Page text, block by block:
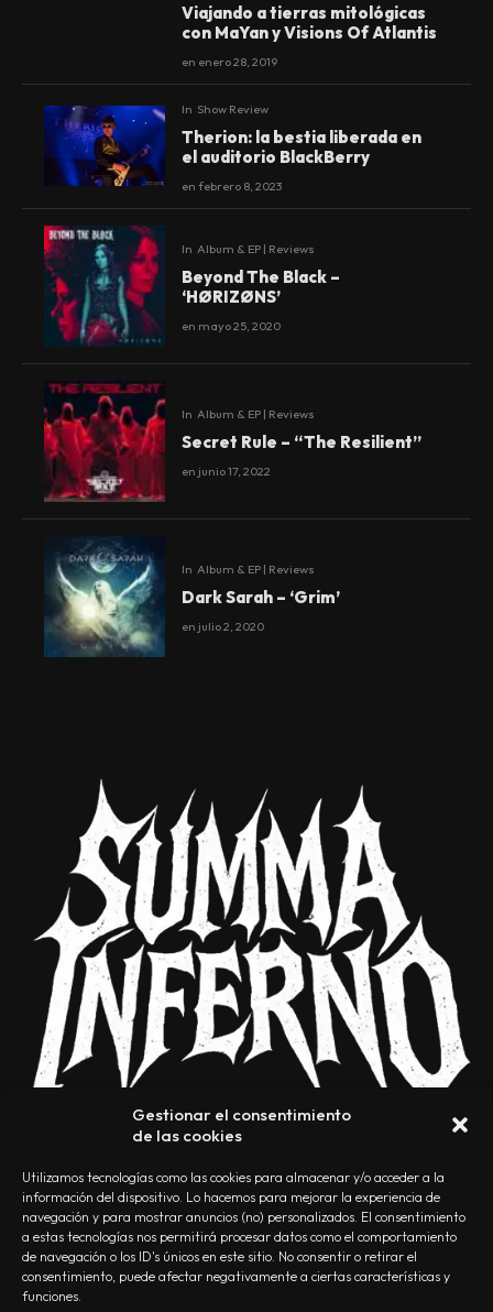
Gestionar el consentimiento
de las cookies
Utilizamos tecnologías como las cookies para almacenar y/o acceder a la
información del dispositivo. Lo hacemos para mejorar la experiencia de
navegación y para mostrar anuncios (no) personalizados. El consentimiento
a estas tecnologías nos permitirá procesar datos como el comportamiento
de navegación o los ID's únicos en este sitio. No consentir o retirar el
consentimiento, puede afectar negativamente a ciertas características y
funciones.
Viajando a tierras mitológicas
con MaYan y Visions Of Atlantis
en enero 28, 2019
In Show Review
Therion: la bestia liberada en
el auditorio BlackBerry
enfebrero 8, 2023
In Album & EP | Reviews
Beyond The Black –
‘HØRIZØNS’
en mayo 25, 2020
In Album & EP | Reviews
Secret Rule – “The Resilient”
en junio 17, 2022
In Album & EP | Reviews
Dark Sarah – ‘Grim’
en julio 2, 2020
NOSOTROS CONTACTO EDITORIAL POLÍTICA DE PRIVACIDAD